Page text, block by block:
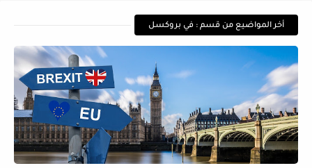
أخر المواضيع من قسم : في بروكسل